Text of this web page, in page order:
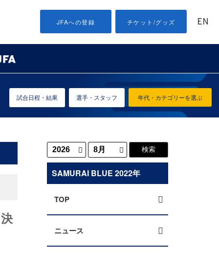
JFAへの登録 チケット/グッズ EN
年代・カテゴリーを選ぶ
試合日程・結果 選手・スタッフ
SAMURAI BLUE 2022年
TOP
ニュース